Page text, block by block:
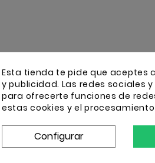
16
Esta tienda te pide que aceptes
y publicidad. Las redes sociales
para ofrecerte funciones de
estas cookies y el
Configurar